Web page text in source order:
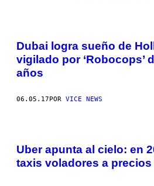
Dubai logra sueño de
vigilado por ‘Robocops’
años
06.05.17POR VICE NEWS
Uber apunta al cielo: en
taxis voladores a